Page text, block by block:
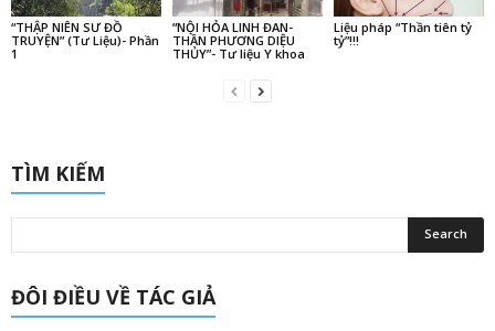
“THẬP NIÊN SƯ ĐỒ
TRUYỆN” (Tư Liệu)- Phần
1
“NỘI HỎA LINH ĐAN-
THẦN PHƯƠNG DIỆU
THỦY”- Tư liệu Y khoa
Liệu pháp “Thần tiên tỷ
tỷ”!!!
TÌM KIẾM
ĐÔI ĐIỀU VỀ TÁC GIẢ